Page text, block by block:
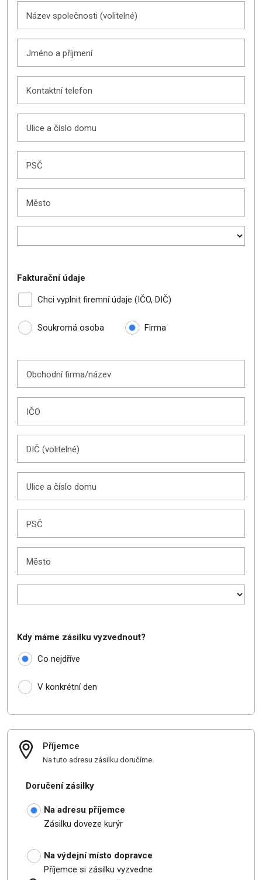
Název společnosti (volitelné)
Jméno a příjmení
Kontaktní telefon
Ulice a číslo domu
PSČ
Město
Fakturační údaje
Chci vyplnit firemní údaje (IČO, DIČ)
Soukromá osoba Firma
Obchodní firma/název
IČO
DIČ (volitelné)
Ulice a číslo domu
PSČ
Město
Kdy máme zásilku vyzvednout?
Co nejdříve
V konkrétní den
Příjemce
Na tuto adresu zásilku doručíme.
Doručení zásilky
Na adresu příjemce
Zásilku doveze kurýr
Na výdejní místo dopravce
Příjemce si zásilku vyzvedne